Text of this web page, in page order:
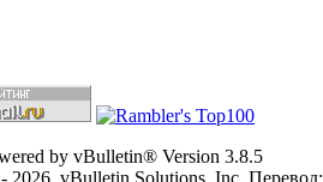
by vBulletin® Version 3.8.5
2026, vBulletin Solutions, Inc. Перевод: